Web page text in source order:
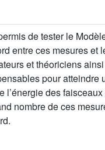
de tester le
entre ces mesures et
et théoriciens ainsi
pour atteindre
des
nombre de ces